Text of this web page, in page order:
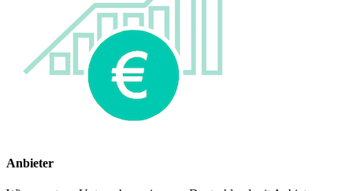
Anbieter